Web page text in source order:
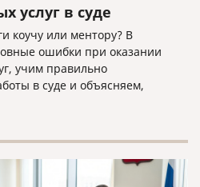
услуг в суде
коучу или ментору? В
ошибки при оказании
учим правильно
в суде и объясняем,
неосновательного